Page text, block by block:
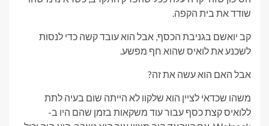
שודד את בית הקפה.
קב יואשם בגניבת הכסף, אבל הוא עובד קשה כדי לנסות
לשכנע את לואיס שהוא חף מפשע.
אבל האם הוא עשה את זה?
משהו שכדאי לציין הוא שלקוו לא הייתה שום בעיה לתת
ללואיס קצת כסף עבור עוד משקאות בזמן שהם היו ב-